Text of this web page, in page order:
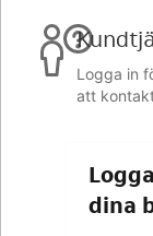
Logga in
att
dina